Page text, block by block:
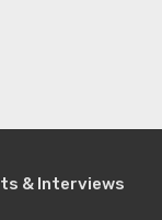
& Interviews